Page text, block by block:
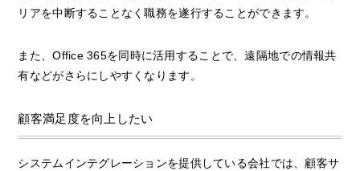
リアを中断することなく職務を遂行することができます。
また、Office 365を同時に活用することで、遠隔地での情報共
有などがさらにしやすくなります。
顧客満足度を向上したい
システムインテグレーションを提供している会社では、顧客サ